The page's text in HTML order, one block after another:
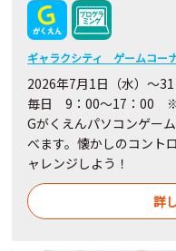
イベントレポート
ギャラクシティ ゲームコー
2026年7月1日（水）～31
毎日 9：00～17：00 ※
Gがくえんパソコンゲー
べます。懐かしのコント
ャレンジしよう！
詳